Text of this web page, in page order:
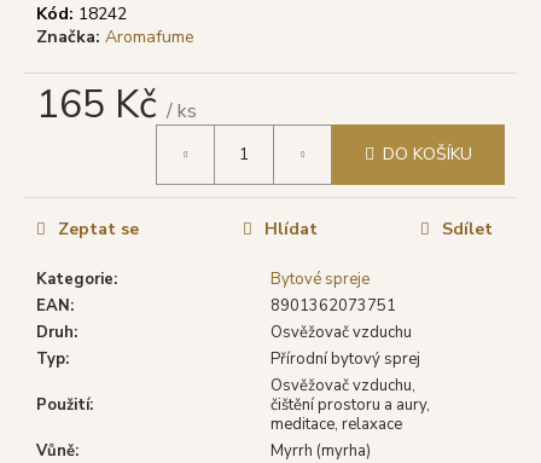
Kód: 18242
Značka: Aromafume
165 Kč / ks
DO KOŠÍKU
Kategorie:
Bytové spreje
EAN:
8901362073751
Druh:
Osvěžovač vzduchu
Typ: Přírodní bytový sprej
Použití:
Osvěžovač vzduchu,
čištění prostoru a aury,
meditace, relaxace
Vůně:
Myrrh (myrha)
Zeptat se Hlídat Sdílet
j
SHRINIVAS
VONNÉ
TYČINKY
WHITE
SAGE
(BÍLÁ
ŠALVĚJ),
15
29